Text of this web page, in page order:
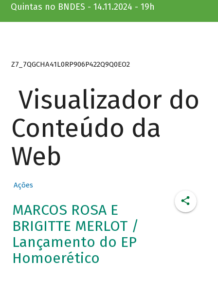
Quintas no BNDES - 14.11.2024 - 19h
Z7_7QGCHA41L0RP906P422Q9Q0EO2
Visualizador do
Conteúdo da
Web
Ações
MARCOS ROSA E
BRIGITTE MERLOT /
Lançamento do EP
Homoerético